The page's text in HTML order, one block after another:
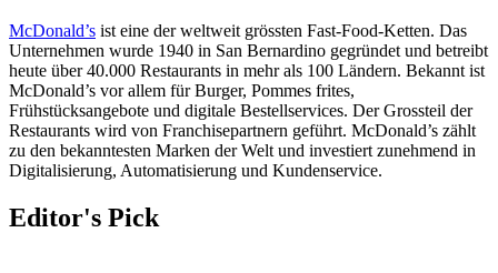
McDonald’s ist eine der weltweit grössten Fast-Food-Ketten. Das
Unternehmen wurde 1940 in San Bernardino gegründet und betreibt
heute über 40.000 Restaurants in mehr als 100 Ländern. Bekannt ist
McDonald’s vor allem für Burger, Pommes frites,
Frühstücksangebote und digitale Bestellservices. Der Grossteil der
Restaurants wird von Franchisepartnern geführt. McDonald’s zählt
zu den bekanntesten Marken der Welt und investiert zunehmend in
Digitalisierung, Automatisierung und Kundenservice.
Editor's Pick